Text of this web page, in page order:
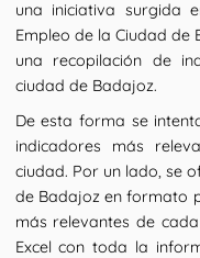
una iniciativa surgida
Empleo de la Ciudad
una recopilación de
ciudad de Badajoz.
De esta forma se
indicadores más
ciudad. Por un lado, se
de Badajoz en formato
más relevantes de
Excel con toda la